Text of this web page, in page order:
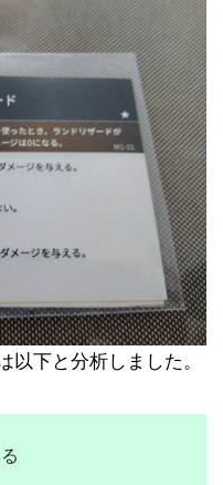
以下と分析しました。